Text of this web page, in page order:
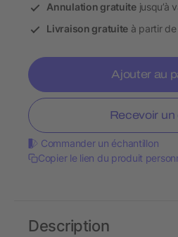
Annulation gratuitejusqu’à
Livraison gratuite à partir
Ajouter au
Recevoir un
Commander un échantillon
Copier le lien du produit
Description